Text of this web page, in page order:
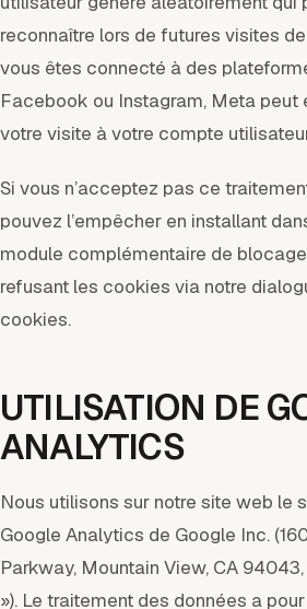
reconnaître lors de futures visites
vous êtes connecté à des
Facebook ou Instagram, Meta
votre visite à votre compte
Si vous n’acceptez pas ce
pouvez l’empêcher en installant
module complémentaire de
refusant les cookies via notre
cookies.
UTILISATION DE
ANALYTICS
Nous utilisons sur notre site web le
Google Analytics de Google Inc.
Parkway, Mountain View, CA
»). Le traitement des données a